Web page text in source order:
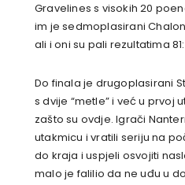
Gravelines s visokih 20
im je sedmoplasirani
ali i oni su pali rezultatima
Do finala je drugoplasirani
s dvije “metle” i već u prvoj
zašto su ovdje. Igrači
utakmicu i vratili seriju na
do kraja i uspjeli osvojiti
malo je falilio da ne uđu u